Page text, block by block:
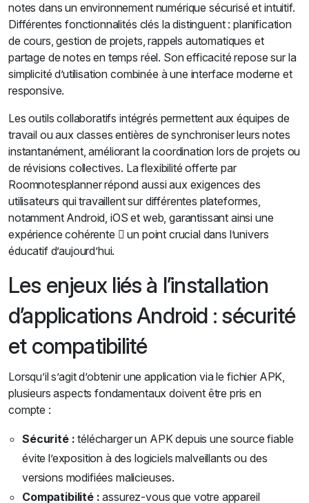
notes dans un environnement numérique sécurisé et intuitif.
Différentes fonctionnalités clés la distinguent : planification
de cours, gestion de projets, rappels automatiques et
partage de notes en temps réel. Son efficacité repose sur la
simplicité d’utilisation combinée à une interface moderne et
responsive.
Les outils collaboratifs intégrés permettent aux équipes de
travail ou aux classes entières de synchroniser leurs notes
instantanément, améliorant la coordination lors de projets ou
de révisions collectives. La flexibilité offerte par
Roomnotesplanner répond aussi aux exigences des
utilisateurs qui travaillent sur différentes plateformes,
notamment Android, iOS et web, garantissant ainsi une
expérience cohérente  un point crucial dans l’univers
éducatif d’aujourd’hui.
Les enjeux liés à l’installation
d’applications Android : sécurité
et compatibilité
Lorsqu’il s’agit d’obtenir une application via le fichier APK,
plusieurs aspects fondamentaux doivent être pris en
compte :
Sécurité : télécharger un APK depuis une source fiable
évite l’exposition à des logiciels malveillants ou des
versions modifiées malicieuses.
Compatibilité : assurez-vous que votre appareil